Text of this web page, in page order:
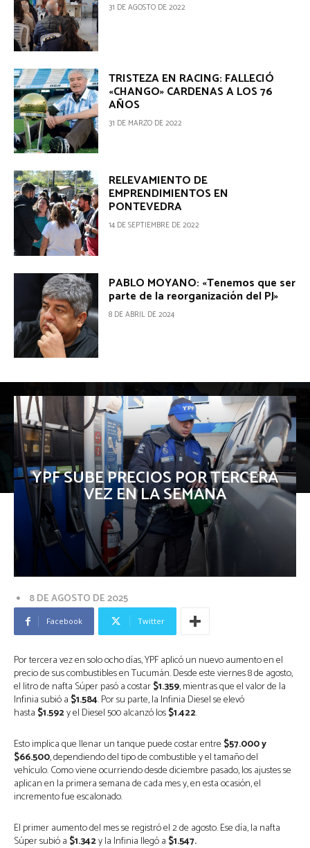
31 DE AGOSTO DE 2022
TRISTEZA EN RACING: FALLECIÓ
«CHANGO» CARDENAS A LOS 76
AÑOS
31 DE MARZO DE 2022
RELEVAMIENTO DE
EMPRENDIMIENTOS EN
PONTEVEDRA
14 DE SEPTIEMBRE DE 2022
PABLO MOYANO: «Tenemos que ser
parte de la reorganización del PJ»
8 DE ABRIL DE 2024